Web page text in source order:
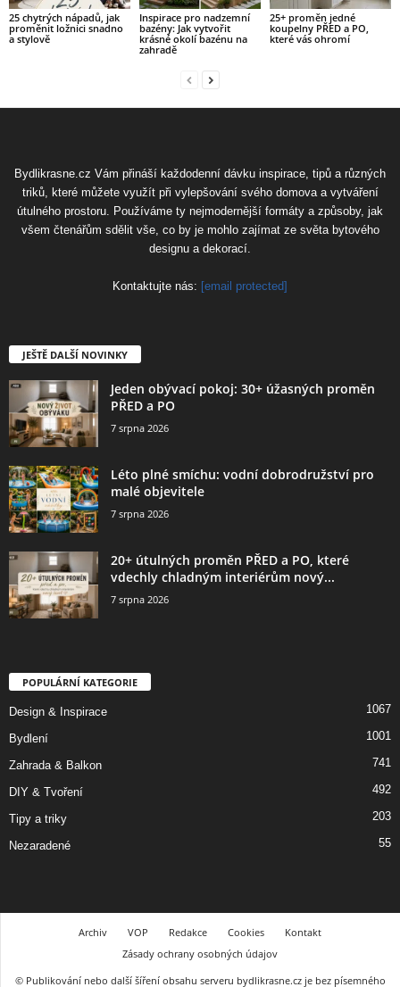
25 chytrých nápadů, jak
proměnit ložnici snadno
a stylově
Inspirace pro nadzemní
bazény: Jak vytvořit
krásné okolí bazénu na
zahradě
25+ proměn jedné
koupelny PŘED a PO,
které vás ohromí
Bydlikrasne.cz Vám přináší každodenní dávku inspirace, tipů a různých
triků, které můžete využít při vylepšování svého domova a vytváření
útulného prostoru. Používáme ty nejmodernější formáty a způsoby, jak
všem čtenářům sdělit vše, co by je mohlo zajímat ze světa bytového
designu a dekorací.
Kontaktujte nás: [email protected]
JEŠTĚ DALŠÍ NOVINKY
Jeden obývací pokoj: 30+ úžasných proměn
PŘED a PO
7 srpna 2026
Léto plné smíchu: vodní dobrodružství pro
malé objevitele
7 srpna 2026
20+ útulných proměn PŘED a PO, které
vdechly chladným interiérům nový...
7 srpna 2026
POPULÁRNÍ KATEGORIE
Design & Inspirace 1067
Bydlení 1001
Zahrada & Balkon 741
DIY & Tvoření 492
Tipy a triky 203
Nezaradené 55
Archiv VOP Redakce Cookies
Kontakt
Zásady ochrany osobných údajov
© Publikování nebo další šíření obsahu serveru bydlikrasne.cz je bez písemného